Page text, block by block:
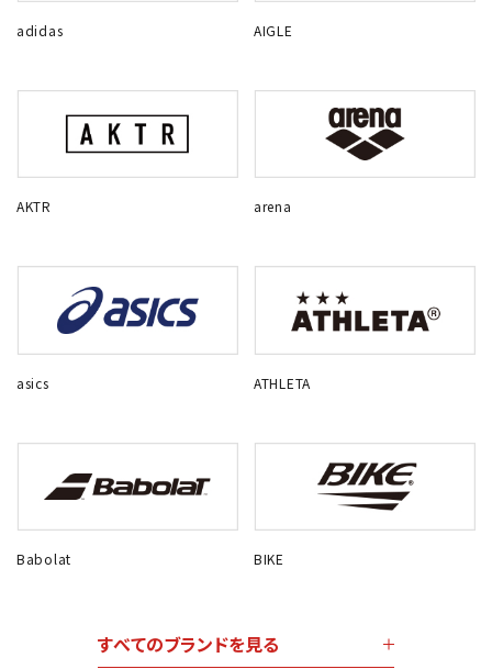
adidas AIGLE
AKTR arena
asics ATHLETA
Babolat BIKE
すべてのブランドを見る